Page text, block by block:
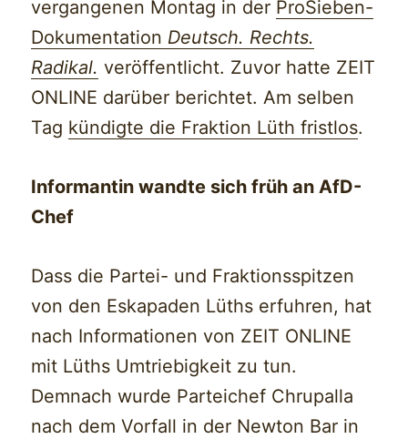
vergangenen Montag in der ProSieben-
Dokumentation Deutsch. Rechts.
Radikal. veröffentlicht. Zuvor hatte ZEIT
ONLINE darüber berichtet. Am selben
Tag kündigte die Fraktion Lüth fristlos.
Informantin wandte sich früh an AfD-
Chef
Dass die Partei- und Fraktionsspitzen
von den Eskapaden Lüths erfuhren, hat
nach Informationen von ZEIT ONLINE
mit Lüths Umtriebigkeit zu tun.
Demnach wurde Parteichef Chrupalla
nach dem Vorfall in der Newton Bar in